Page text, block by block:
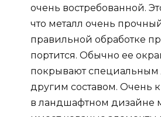
очень востребованной.
что металл очень
правильной обработке
портится. Обычно ее
покрывают специальным
другим составом. Очень
в ландшафтном дизайне